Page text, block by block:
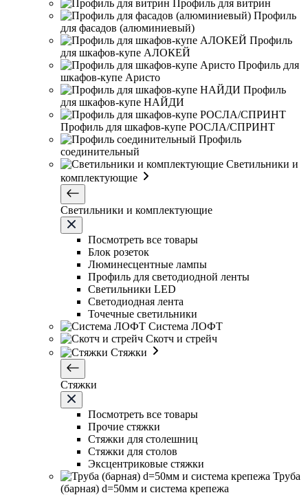
Профиль для витрин
Профиль
для фасадов (алюминиевый)
Профиль
для шкафов-купе АЛОКЕЙ
Профиль для
шкафов-купе Аристо
Профиль
для шкафов-купе НАЙДИ
Профиль для шкафов-купе РОСЛА/СПРИНТ
Профиль
соединительный
Светильники и
комплектующие
Светильники и комплектующие
Посмотреть все товары
Блок розеток
Люминесцентные лампы
Профиль для светодиодной ленты
Светильники LED
Светодиодная лента
Точечные светильники
Система ЛОФТ
Скотч и стрейч
Стяжки
Стяжки
Посмотреть все товары
Прочие стяжки
Стяжки для столешниц
Стяжки для столов
Эксцентриковые стяжки
Труба
(барная) d=50мм и система крепежа